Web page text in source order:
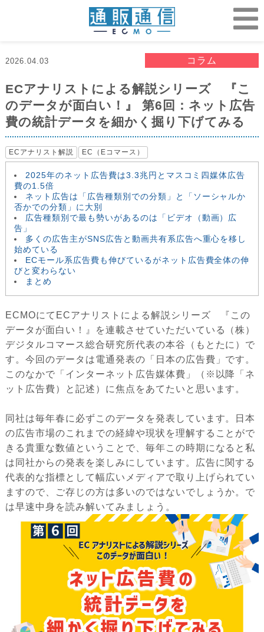
2026.04.03 コラム
ECアナリストによる解説シリーズ 『こ
のデータが面白い！』 第6回：ネット広告
費の統計データを細かく掘り下げてみる
ECアナリスト解説 EC（Eコマース）
2025年のネット広告費は3.3兆円とマスコミ四媒体広告
費の1.5倍
ネット広告は「広告種類別での分類」と「ソーシャルか
否かでの分類」に大別
広告種類別で最も勢いがあるのは「ビデオ（動画）広
告」
多くの広告主がSNS広告と動画共有系広告へ重心を移し
始めている
ECモール系広告費も伸びているがネット広告費全体の伸
びと変わらない
まとめ
ECMOにてECアナリストによる解説シリーズ 『この
データが面白い！』を連載させていただいている（株）
デジタルコマース総合研究所代表の本谷（もとたに）で
す。今回のデータは電通発表の「日本の広告費」です。
このなかで「インターネット広告媒体費」（※以降「ネ
ット広告費）と記述）に焦点をあてたいと思います。
同社は毎年春に必ずこのデータを発表しています。日本
の広告市場のこれまでの経緯や現状を理解することがで
きる貴重な数値ということで、毎年この時期になると私
は同社からの発表を楽しみにしています。広告に関する
代表的な指標として幅広いメディアで取り上げられてい
ますので、ご存じの方は多いのではないでしょうか。で
は早速中身を読み解いてみましょう。